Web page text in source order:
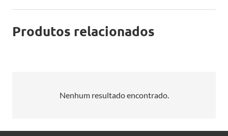
Produtos relacionados
Nenhum resultado encontrado.